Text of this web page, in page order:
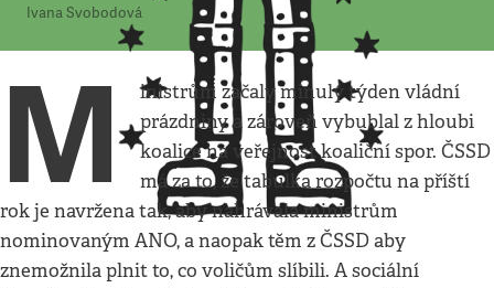
Ivana Svobodová
M
inistrům začaly minulý týden vládní
prázdniny a zároveň vybublal z hloubi
koalice na veřejnost koaliční spor. ČSSD
má za to, že tabulka rozpočtu na příští
rok je navržena tak, aby nahrávala ministrům
nominovaným ANO, a naopak těm z ČSSD aby
znemožnila plnit to, co voličům slíbili. A sociální